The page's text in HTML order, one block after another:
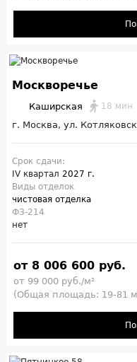
Москворечье
Каширская 18 мин
г. Москва, ул.
Срок сдачи:
IV квартал 2027 г.
Виды отделок
чистовая отделка
ФЗ-214
нет
от 8 006 600 руб.
от 99 000 руб./м²
(Общая площадь: 19-81